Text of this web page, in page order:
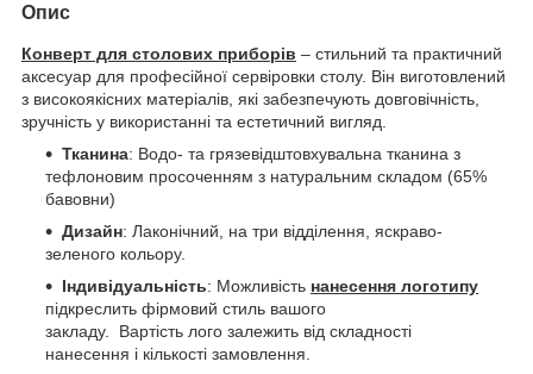
Опис
Конверт для столових приборів – стильний та практичний
аксесуар для професійної сервіровки столу. Він виготовлений
з високоякісних матеріалів, які забезпечують довговічність,
зручність у використанні та естетичний вигляд.
Тканина: Водо- та грязевідштовхувальна тканина з
тефлоновим просоченням з натуральним складом (65%
бавовни)
Дизайн: Лаконічний, на три відділення, яскраво-
зеленого кольору.
Індивідуальність: Можливість нанесення логотипу
підкреслить фірмовий стиль вашого
закладу. Вартість лого залежить від складності
нанесення і кількості замовлення.